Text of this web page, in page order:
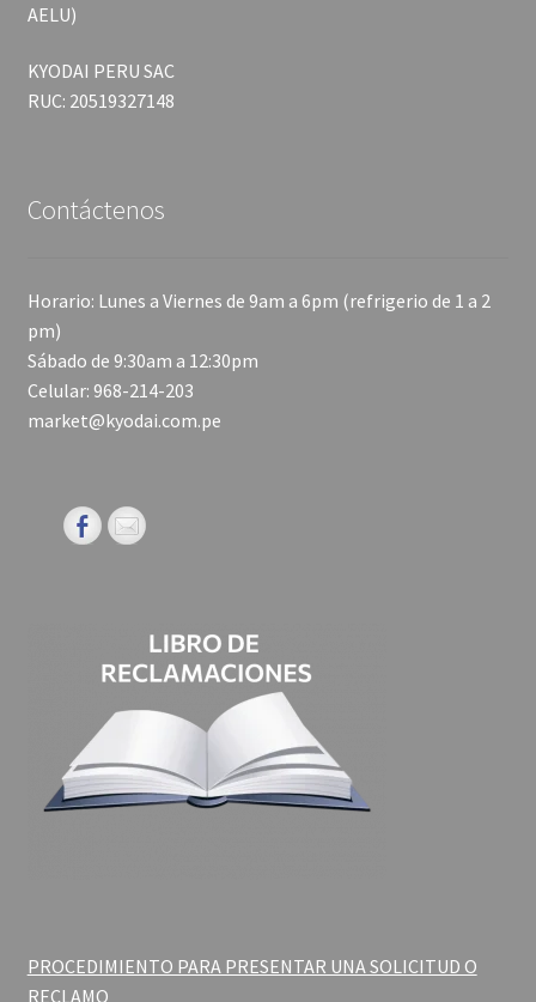
AELU)
KYODAI PERU SAC
RUC: 20519327148
Contáctenos
Horario: Lunes a Viernes de 9am a 6pm (refrigerio de 1 a 2
pm)
Sábado de 9:30am a 12:30pm
Celular: 968-214-203
market@kyodai.com.pe
PROCEDIMIENTO PARA PRESENTAR UNA SOLICITUD O
RECLAMO